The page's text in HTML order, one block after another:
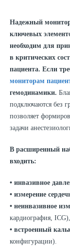
Надежный
ключевых
необходим для
в критических
пациента. Если
мониторам
гемодинамики.
подключаются без
позволяет
задачи
В расширенный
входить:
• инвазивное
• измерение
• неинвазивное
кардиография, ICG),
• встроенный
конфигурации).